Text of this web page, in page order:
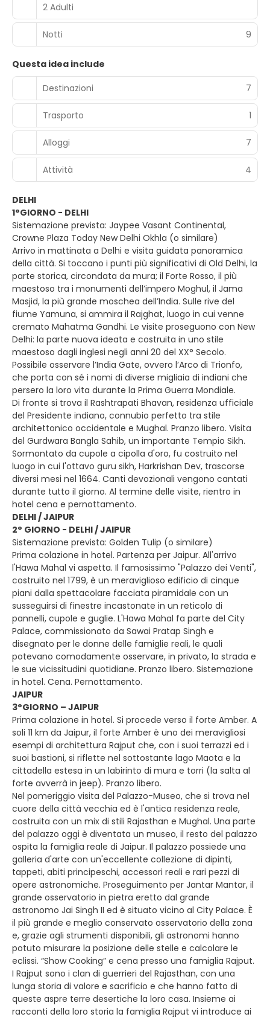
2 Adulti
Notti 9
Questa idea include
Destinazioni
7
Trasporto 1
Alloggi 7
Attività 4
DELHI
1°GIORNO - DELHI
Sistemazione prevista: Jaypee Vasant Continental,
Crowne Plaza Today New Delhi Okhla (o similare)
Arrivo in mattinata a Delhi e visita guidata panoramica
della città. Si toccano i punti più significativi di Old Delhi, la
parte storica, circondata da mura; il Forte Rosso, il più
maestoso tra i monumenti dell’impero Moghul, il Jama
Masjid, la più grande moschea dell’India. Sulle rive del
fiume Yamuna, si ammira il Rajghat, luogo in cui venne
cremato Mahatma Gandhi. Le visite proseguono con New
Delhi: la parte nuova ideata e costruita in uno stile
maestoso dagli inglesi negli anni 20 del XX° Secolo.
Possibile osservare l’India Gate, ovvero l’Arco di Trionfo,
che porta con sé i nomi di diverse migliaia di indiani che
persero la loro vita durante la Prima Guerra Mondiale.
Di fronte si trova il Rashtrapati Bhavan, residenza ufficiale
del Presidente indiano, connubio perfetto tra stile
architettonico occidentale e Mughal. Pranzo libero. Visita
del Gurdwara Bangla Sahib, un importante Tempio Sikh.
Sormontato da cupole a cipolla d'oro, fu costruito nel
luogo in cui l'ottavo guru sikh, Harkrishan Dev, trascorse
diversi mesi nel 1664. Canti devozionali vengono cantati
durante tutto il giorno. Al termine delle visite, rientro in
hotel cena e pernottamento.
DELHI / JAIPUR
2° GIORNO - DELHI / JAIPUR
Sistemazione prevista: Golden Tulip (o similare)
Prima colazione in hotel. Partenza per Jaipur. All'arrivo
l'Hawa Mahal vi aspetta. Il famosissimo "Palazzo dei Venti",
costruito nel 1799, è un meraviglioso edificio di cinque
piani dalla spettacolare facciata piramidale con un
susseguirsi di finestre incastonate in un reticolo di
pannelli, cupole e guglie. L'Hawa Mahal fa parte del City
Palace, commissionato da Sawai Pratap Singh e
disegnato per le donne delle famiglie reali, le quali
potevano comodamente osservare, in privato, la strada e
le sue vicissitudini quotidiane. Pranzo libero. Sistemazione
in hotel. Cena. Pernottamento.
JAIPUR
3°GIORNO – JAIPUR
Prima colazione in hotel. Si procede verso il forte Amber. A
soli 11 km da Jaipur, il forte Amber è uno dei meravigliosi
esempi di architettura Rajput che, con i suoi terrazzi ed i
suoi bastioni, si riflette nel sottostante lago Maota e la
cittadella estesa in un labirinto di mura e torri (la salta al
forte avverrà in jeep). Pranzo libero.
Nel pomeriggio visita del Palazzo-Museo, che si trova nel
cuore della città vecchia ed è l'antica residenza reale,
costruita con un mix di stili Rajasthan e Mughal. Una parte
del palazzo oggi è diventata un museo, il resto del palazzo
ospita la famiglia reale di Jaipur. Il palazzo possiede una
galleria d'arte con un'eccellente collezione di dipinti,
tappeti, abiti principeschi, accessori reali e rari pezzi di
opere astronomiche. Proseguimento per Jantar Mantar, il
grande osservatorio in pietra eretto dal grande
astronomo Jai Singh II ed è situato vicino al City Palace. È
il più grande e meglio conservato osservatorio della zona
e, grazie agli strumenti disponibili, gli astronomi hanno
potuto misurare la posizione delle stelle e calcolare le
eclissi. “Show Cooking” e cena presso una famiglia Rajput.
I Rajput sono i clan di guerrieri del Rajasthan, con una
lunga storia di valore e sacrificio e che hanno fatto di
queste aspre terre desertiche la loro casa. Insieme ai
racconti della loro storia la famiglia Rajput vi introduce ai